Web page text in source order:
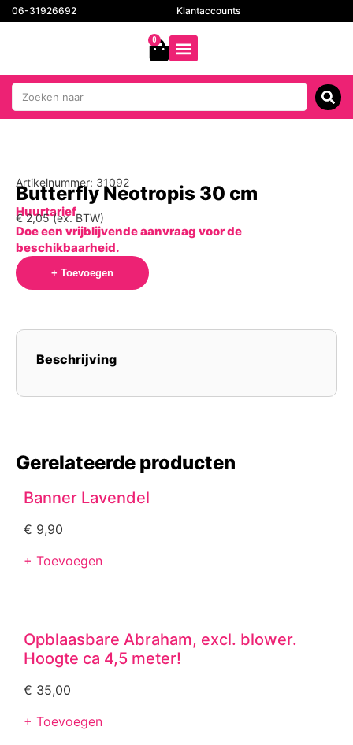
06-31926692 Klantaccounts
0
Artikelnummer: 31092
Butterfly Neotropis 30 cm
Huurtarief
€2,05(ex. BTW)
Doe een vrijblijvende aanvraag voor de
beschikbaarheid.
+ Toevoegen
Beschrijving
Gerelateerde producten
Banner Lavendel
€ 9,90
+ Toevoegen
Opblaasbare Abraham, excl. blower.
Hoogte ca 4,5 meter!
€ 35,00
+ Toevoegen